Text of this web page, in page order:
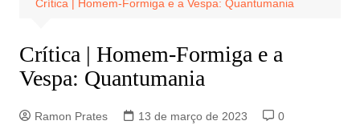
Crítica | Homem-Formiga e a Vespa: Quantumania
Crítica | Homem-Formiga e a
Vespa: Quantumania
Ramon Prates 13 de março de 2023
0